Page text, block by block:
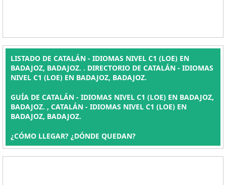
LISTADO DE CATALÁN - IDIOMAS NIVEL C1 (LOE) EN
BADAJOZ, BADAJOZ. . DIRECTORIO DE CATALÁN - IDIOMAS
NIVEL C1 (LOE) EN BADAJOZ, BADAJOZ.
GUÍA DE CATALÁN - IDIOMAS NIVEL C1 (LOE) EN BADAJOZ,
BADAJOZ. , CATALÁN - IDIOMAS NIVEL C1 (LOE) EN
BADAJOZ, BADAJOZ.
¿CÓMO LLEGAR? ¿DÓNDE QUEDAN?